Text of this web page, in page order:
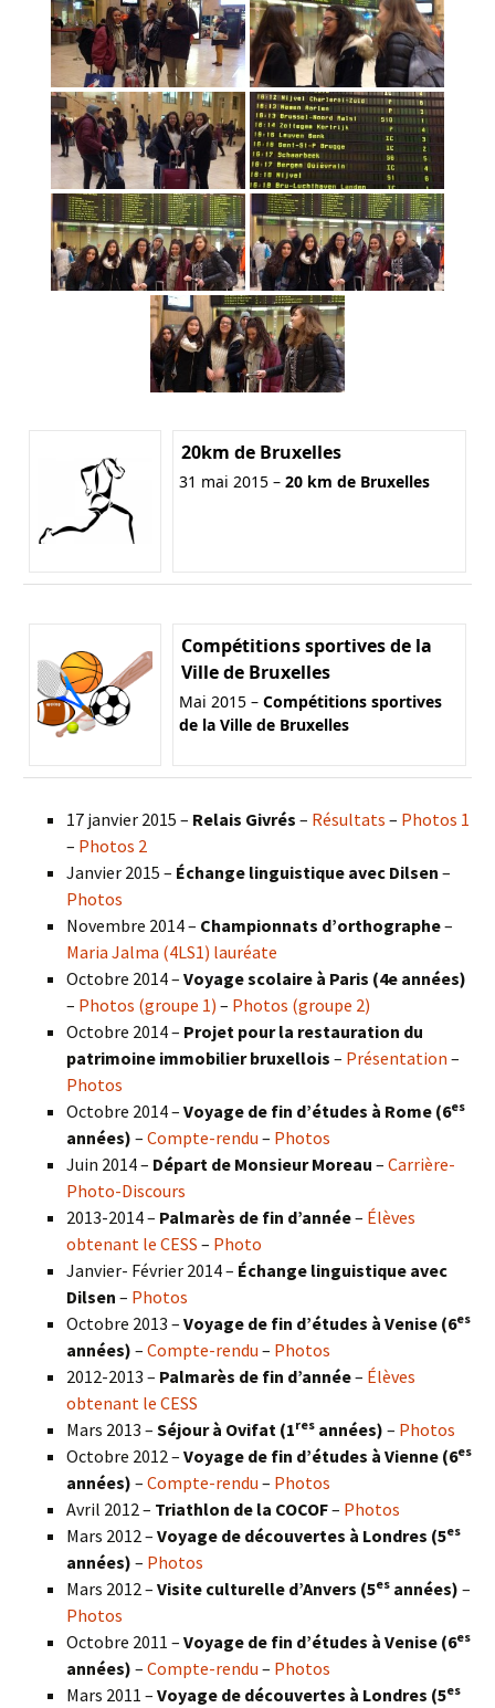
20km de Bruxelles
31 mai 2015 – 20 km de Bruxelles
Compétitions sportives de la
Ville de Bruxelles
Mai 2015 – Compétitions sportives
de la Ville de Bruxelles
17 janvier 2015 – Relais Givrés – Résultats – Photos 1
– Photos 2
Janvier 2015 – Échange linguistique avec Dilsen –
Photos
Novembre 2014 – Championnats d’orthographe–
Maria Jalma (4LS1) lauréate
Octobre 2014 – Voyage scolaire à Paris (4e années)
– Photos (groupe 1) – Photos (groupe 2)
Octobre 2014 – Projet pour la restauration du
patrimoine immobilier bruxellois – Présentation –
Photos
Octobre 2014 – Voyage de fin d’études à Rome (6es
années) – Compte-rendu – Photos
Juin 2014 – Départ de Monsieur Moreau – Carrière-
Photo-Discours
2013-2014 – Palmarès de fin d’année– Élèves
obtenant le CESS – Photo
Janvier- Février 2014 – Échange linguistique avec
Dilsen – Photos
Octobre 2013 – Voyage de fin d’études à Venise (6es
années) – Compte-rendu – Photos
2012-2013 – Palmarès de fin d’année– Élèves
obtenant le CESS
Mars 2013 – Séjour à Ovifat (1res années) – Photos
Octobre 2012 – Voyage de fin d’études à Vienne (6es
années) – Compte-rendu – Photos
Avril 2012 – Triathlon de la COCOF– Photos
Mars 2012 – Voyage de découvertes à Londres (5es
années) – Photos
Mars 2012 – Visite culturelle d’Anvers (5es années) –
Photos
Octobre 2011 – Voyage de fin d’études à Venise (6es
années) – Compte-rendu – Photos
Mars 2011 – Voyage de découvertes à Londres (5es